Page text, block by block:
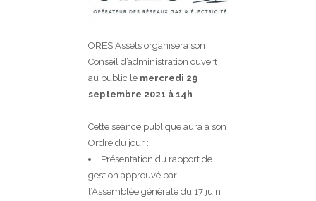
ORES Assets organisera son
Conseil d’administration ouvert
au public le mercredi 29
septembre 2021 à 14h.
Cette séance publique aura à son
Ordre du jour :
Présentation du rapport de
gestion approuvé par
l’Assemblée générale du 17 juin